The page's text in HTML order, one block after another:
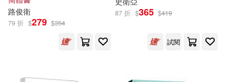
（法）孟德斯鳩(21)
彗智(139) 三民(136)
Chandos(135)
路俊衛
79 折 $279 $354
87 折 $365 $419
試閱